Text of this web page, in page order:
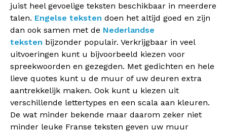
juist heel gevoelige teksten beschikbaar in meerdere
talen. Engelse teksten doen het altijd goed en zijn
dan ook samen met de Nederlandse
teksten bijzonder populair. Verkrijgbaar in veel
uitvoeringen kunt u bijvoorbeeld kiezen voor
spreekwoorden en gezegden. Met gedichten en hele
lieve quotes kunt u de muur of uw deuren extra
aantrekkelijk maken. Ook kunt u kiezen uit
verschillende lettertypes en een scala aan kleuren.
De wat minder bekende maar daarom zeker niet
minder leuke Franse teksten geven uw muur